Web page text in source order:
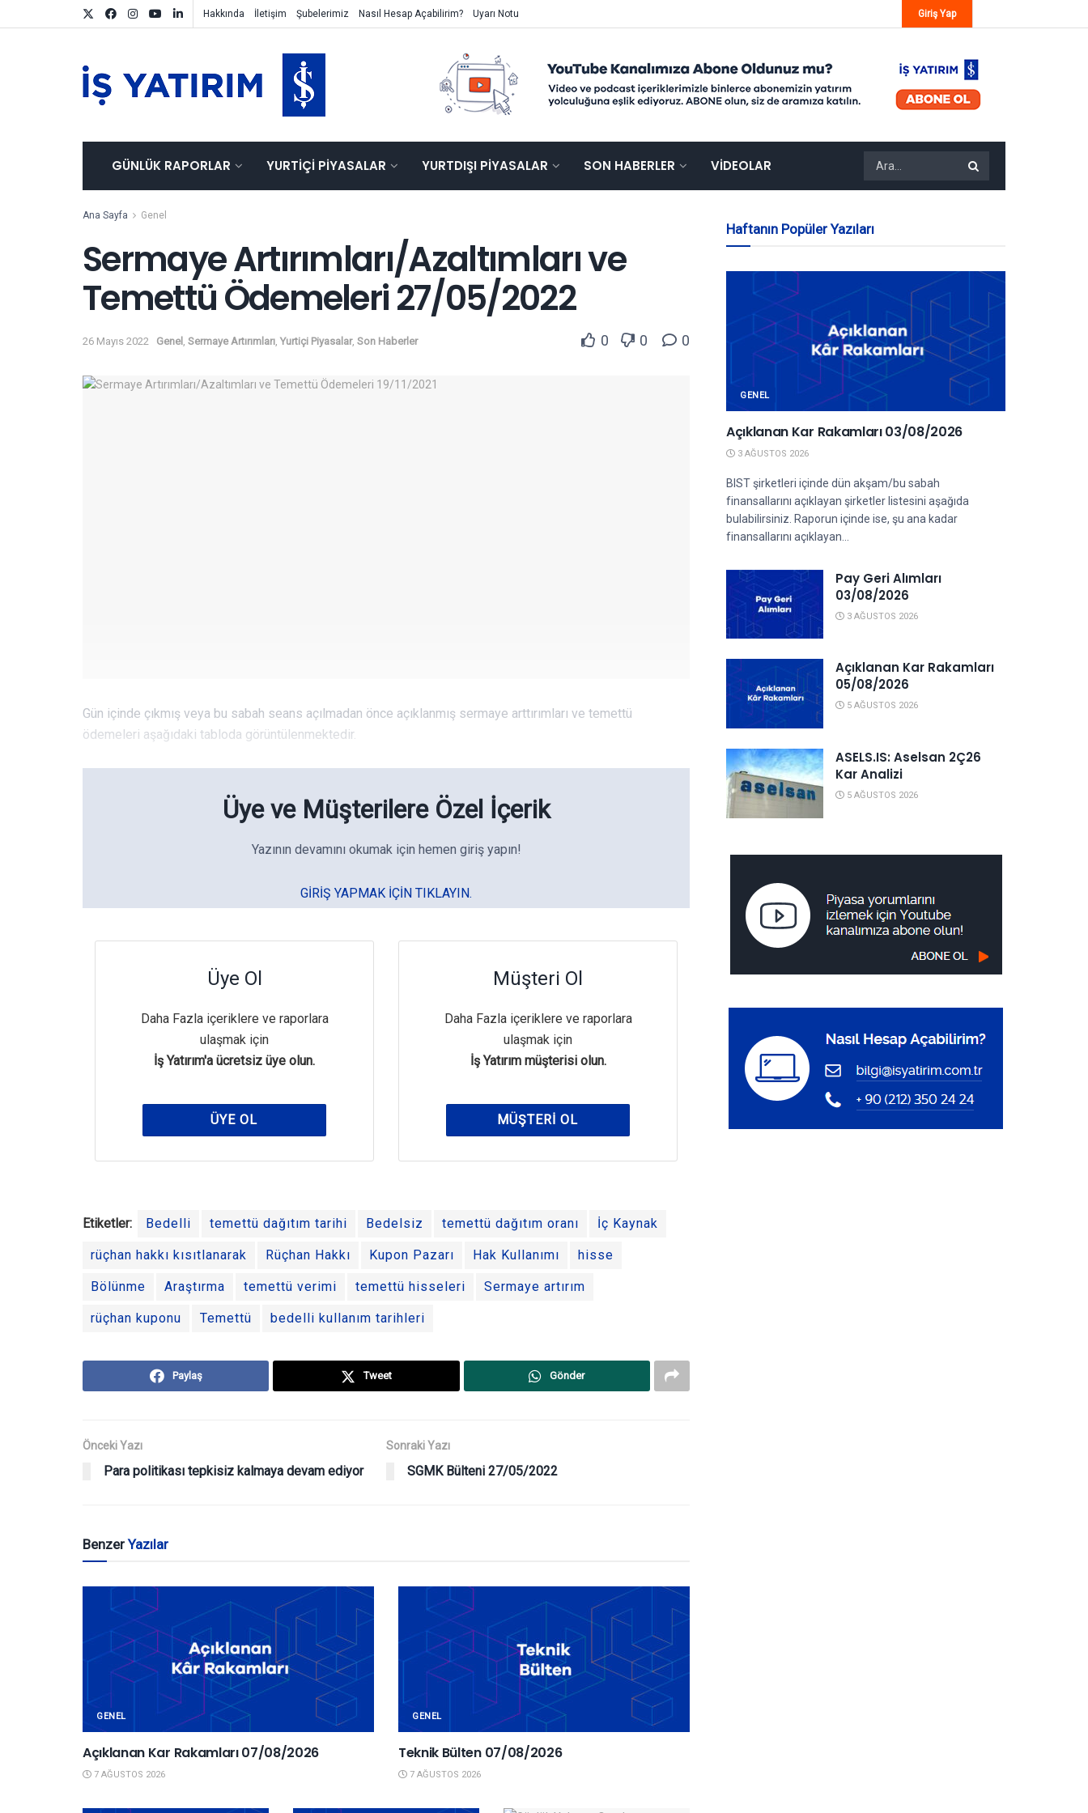
Hakkında İletişim Şubelerimiz Nasıl Hesap Açabilirim? Uyarı Notu Giriş Yap
GÜNLÜK RAPORLAR YURTIÇI PIYASALAR YURTDIŞI PIYASALAR SON HABERLER VIDEOLAR
Ana Sayfa Genel
Sermaye Artırımları/Azaltımları ve
Temettü Ödemeleri 27/05/2022
26 Mayıs 2022 Genel Sermaye Artırımları Yurtiçi Piyasalar, Son Haberler 0 0 0
Gün içinde çıkmış veya bu sabah seans açılmadan önce açıklanmış sermaye arttırımları ve temettü
ödemeleri aşağıdaki tabloda görüntülenmektedir.
Üye ve Müşterilere Özel İçerik
Yazının devamını okumak için hemen giriş yapın!
GIRIŞ YAPMAK IÇIN TIKLAYIN.
Üye Ol
Daha Fazla içeriklere ve raporlara
ulaşmak için
İş Yatırım'a ücretsiz üye olun.
ÜYE OL
Müşteri Ol
Daha Fazla içeriklere ve raporlara
ulaşmak için
İş Yatırım müşterisi olun.
MÜŞTERI OL
Etiketler: Bedelli temettü dağıtım tarihi Bedelsiz temettü dağıtım oranı İç Kaynak
rüçhan hakkı kısıtlanarak Rüçhan Hakkı Kupon Pazarı Hak Kullanımı hisse
Bölünme Araştırma temettü verimi temettü hisseleri Sermaye artırım
rüçhan kuponu Temettü bedelli kullanım tarihleri
Paylaş Tweet Gönder
Önceki Yazı
Para politikası tepkisiz kalmaya devam ediyor
Sonraki Yazı
SGMK Bülteni 27/05/2022
BenzerYazılar
GENEL
Açıklanan Kar Rakamları 07/08/2026
7 AĞUSTOS 2026
GENEL
Teknik Bülten 07/08/2026
7 AĞUSTOS 2026
Haftanın Popüler Yazıları
GENEL
Açıklanan Kar Rakamları 03/08/2026
3 AĞUSTOS 2026
BIST şirketleri içinde dün akşam/bu sabah
finansallarını açıklayan şirketler listesini aşağıda
bulabilirsiniz. Raporun içinde ise, şu ana kadar
finansallarını açıklayan...
Pay Geri Alımları
03/08/2026
3 AĞUSTOS 2026
Açıklanan Kar Rakamları
05/08/2026
5 AĞUSTOS 2026
ASELS.IS: Aselsan 2Ç26
Kar Analizi
5 AĞUSTOS 2026